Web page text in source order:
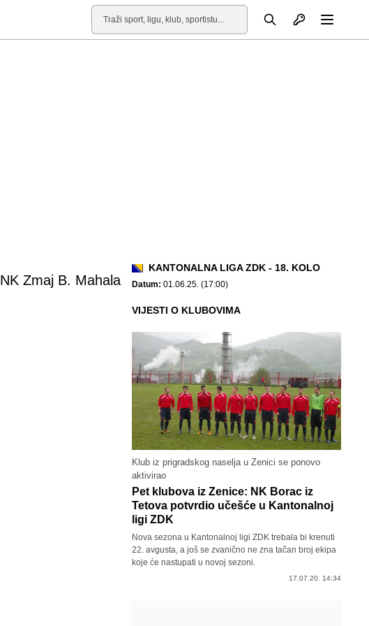
Pretraga Otvori profil
NK Zmaj B. Mahala
KANTONALNA LIGA ZDK - 18. KOLO
Datum: 01.06.25. (17:00)
VIJESTI O KLUBOVIMA
Klub iz prigradskog naselja u Zenici se ponovo
aktivirao
Pet klubova iz Zenice: NK Borac iz
Tetova potvrdio učešće u Kantonalnoj
ligi ZDK
Nova sezona u Kantonalnoj ligi ZDK trebala bi krenuti
22. avgusta, a još se zvanično ne zna tačan broj ekipa
koje će nastupati u novoj sezoni.
17.07.20. 14:34